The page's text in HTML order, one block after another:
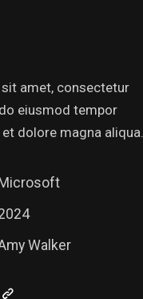
amet, consectetur
eiusmod tempor
dolore magna aliqua.
Walker